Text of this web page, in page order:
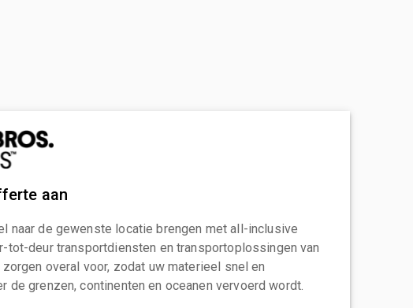
aan
naar de gewenste locatie brengen met all-inclusive
tot-deur transportdiensten en transportoplossingen van
zorgen overal voor, zodat uw materieel snel en
de grenzen, continenten en oceanen vervoerd wordt.